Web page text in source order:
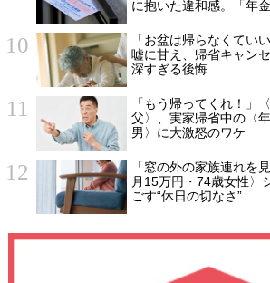
に抱いた違和感。「年
額に唖然「何かの間違
「お盆は帰らなくてい
嘘に甘え、帰省キャン
深すぎる後悔
「もう帰ってくれ！」
父〉、実家帰省中の〈
男〉に大激怒のワケ
「窓の外の家族連れを
月15万円・74歳女性〉
ごす“休日の切なさ”